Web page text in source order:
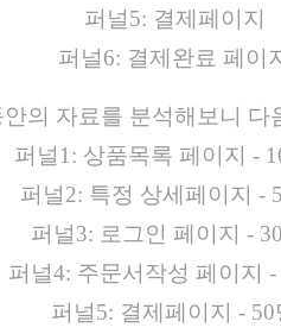
퍼널5: 결제페이지
퍼널6: 결제완료 페이지
의 자료를 분석해보니
퍼널1: 상품목록 페이지 -
퍼널2: 특정 상세페이지 -
퍼널3: 로그인 페이지 -
퍼널4: 주문서작성 페이지 -
퍼널5: 결제페이지 - 50